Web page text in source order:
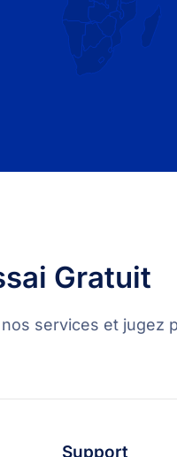
Gratuit
services et jugez
Support